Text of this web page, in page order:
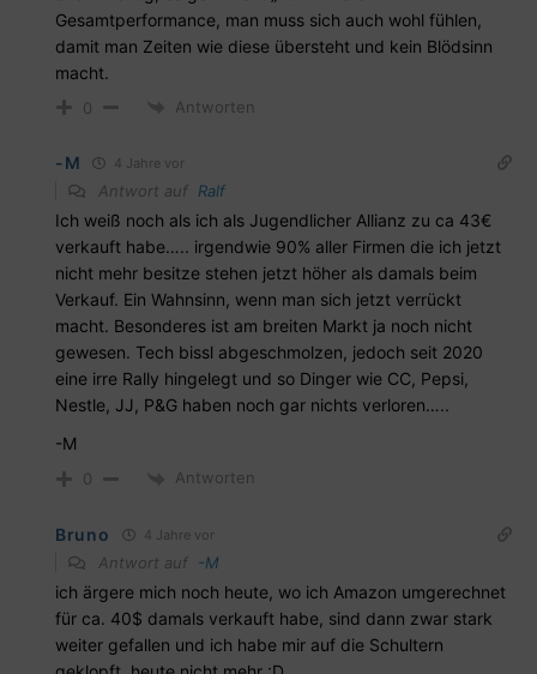
Gesamtperformance, man muss sich auch wohl fühlen,
damit man Zeiten wie diese übersteht und kein Blödsinn
macht.
0 Antworten
-M 4 Jahre vor
Antwort auf Ralf
Ich weiß noch als ich als Jugendlicher Allianz zu ca 43€
verkauft habe….. irgendwie 90% aller Firmen die ich jetzt
nicht mehr besitze stehen jetzt höher als damals beim
Verkauf. Ein Wahnsinn, wenn man sich jetzt verrückt
macht. Besonderes ist am breiten Markt ja noch nicht
gewesen. Tech bissl abgeschmolzen, jedoch seit 2020
eine irre Rally hingelegt und so Dinger wie CC, Pepsi,
Nestle, JJ, P&G haben noch gar nichts verloren…..
-M
0 Antworten
Bruno 4 Jahre vor
Antwort auf -M
ich ärgere mich noch heute, wo ich Amazon umgerechnet
für ca. 40$ damals verkauft habe, sind dann zwar stark
weiter gefallen und ich habe mir auf die Schultern